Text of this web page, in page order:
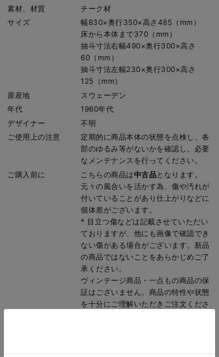
素材、材質
チーク材
サイズ
幅830×奥行350×高さ485（mm）
床から本体まで370（mm）
抽斗寸法右幅490×奥行300×高さ
60（mm）
抽斗寸法左幅230×奥行300×高さ
125（mm）
原産地
スウェーデン
年代
1960年代
デザイナー
不明
ご使用上の注意
定期的に商品本体の状態を点検し、各
部のゆるみ等がないかを確認し、必要
なメンテナンスを行ってください。
ご購入前に
こちらの商品は中古品となります。
元々の風合いを活かす為、傷や汚れが
付いていることがあり仕上がりなどに
個体差がございます。
* 目立つ傷などは記載させていただい
ておりますが、他にも画像で確認でき
ない傷がある場合がございます。新品
の商品ではないことをあらかじめご了
承ください。
ヴィンテージ商品・一点もの商品の保
証はございません。商品の特性や状態
を十分にご理解いただきご注文くださ